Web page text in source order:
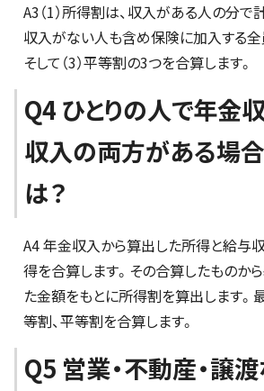
A3（1）所得割は、収入がある人の分で計
収入がない人も含め保険に加入する全
そして（3）平等割の3つを合算します。
Q4 ひとりの人で年金
収入の両方がある場
は？
A4 年金収入から算出した所得と給与
得を合算します。その合算したものか
た金額をもとに所得割を算出します。
等割、平等割を合算します。
Q5 営業・不動産・譲